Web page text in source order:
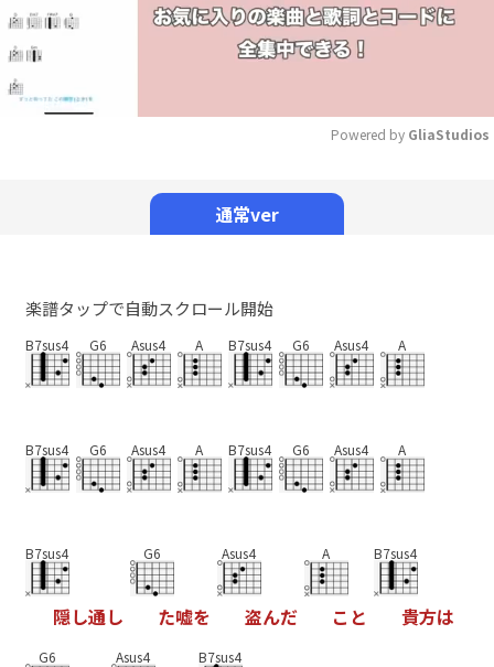
Powered by GliaStudios
通常ver
楽譜タップで自動スクロール開始
B7sus4 G6 Asus4 A B7sus4 G6 Asus4 A
B7sus4 G6 Asus4 A B7sus4 G6 Asus4 A
B7sus4
隠し通し
G6
た嘘を
Asus4
盗んだ
A
こ と
B7sus4
貴方は
G6 Asus4 B7sus4